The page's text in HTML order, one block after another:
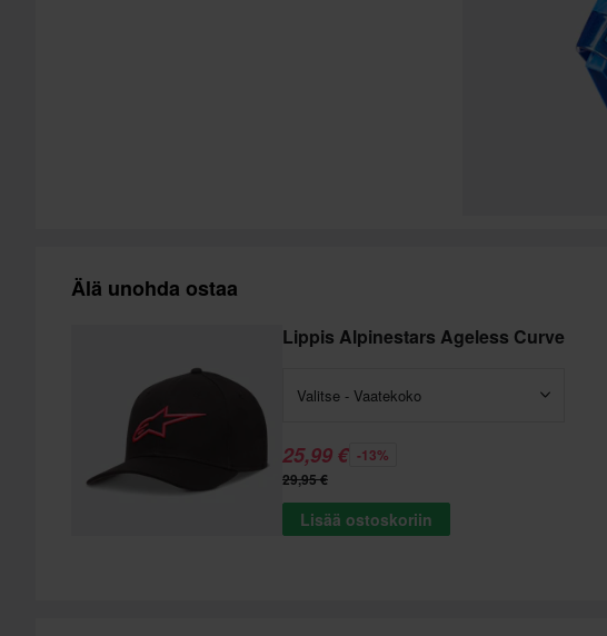
Älä unohda ostaa
Lippis Alpinestars Ageless Curve
Valitse - Vaatekoko
25,99 € -13%
29,95 €
Lisää ostoskoriin